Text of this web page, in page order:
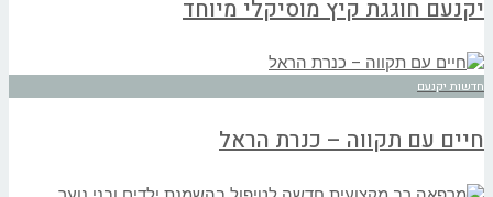
יקנעם חוגגת קיץ מוסיקלי מיוחד
חדשות יקנעם
חיים עם תקווה – כנרת הראל